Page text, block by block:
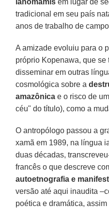
tradicional em seu país
anos de trabalho de
A amizade evoluiu para o
próprio Kopenawa, que se
disseminar em outras
cosmológica sobre a
amazônica e o risco de
céu" do título), como a
O antropólogo passou a
xamã em 1989, na língua
duas décadas,
francês o que descreve
autoetnografia e
versão até aqui inaudita
poética e dramática,